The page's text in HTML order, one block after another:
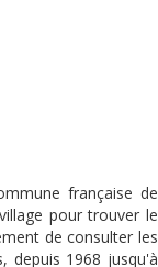
française de
pour trouver le
de consulter les
depuis 1968 jusqu'à